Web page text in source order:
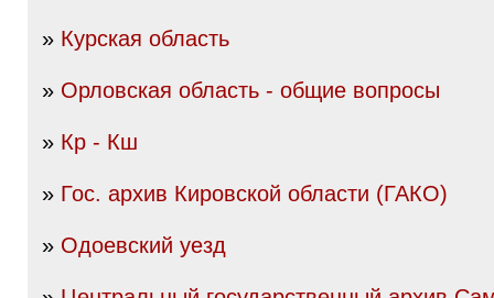
» Курская область
» Орловская область - общие вопросы
» Кр - Кш
» Гос. архив Кировской области (ГАКО)
» Одоевский уезд